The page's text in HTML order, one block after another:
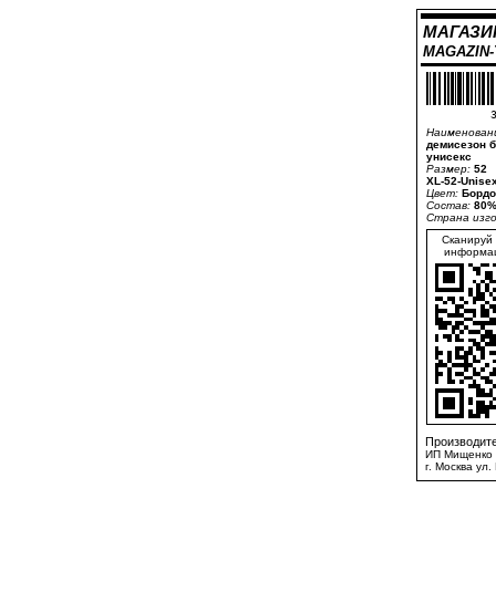
демисезон
унисекс
Размер: 52
XL-52-
Цвет:
Состав:
Страна
Сканируй
ИП Мищенко
г. Москва